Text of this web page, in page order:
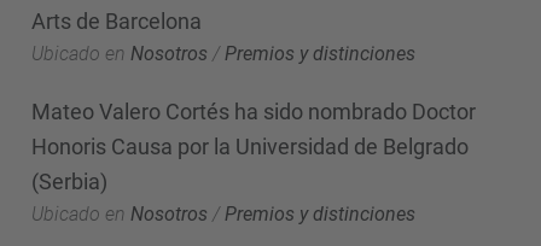
Arts de Barcelona
Ubicado en Nosotros / Premios y distinciones
Mateo Valero Cortés ha sido nombrado Doctor
Honoris Causa por la Universidad de Belgrado
(Serbia)
Ubicado en Nosotros /Premios y distinciones